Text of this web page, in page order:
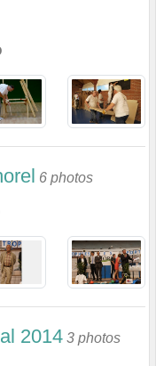
6 photos
2014 3 photos